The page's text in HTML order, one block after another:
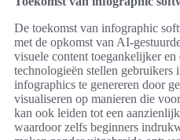
De toekomst van infographic
met de opkomst van AI-
visuele content toegankelijker
technologieën stellen gebruikers
infographics te genereren door
visualiseren op manieren die
kan ook leiden tot een
waardoor zelfs beginners